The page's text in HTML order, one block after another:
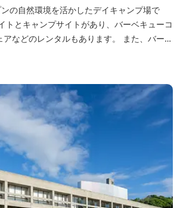
の自然環境を活かしたデイキャンプ場で
トとキャンプサイトがあり、バーベキューコ
などのレンタルもあります。 また、バーベ
り雨でも利用いただけます！ 皆さん、ぜひ